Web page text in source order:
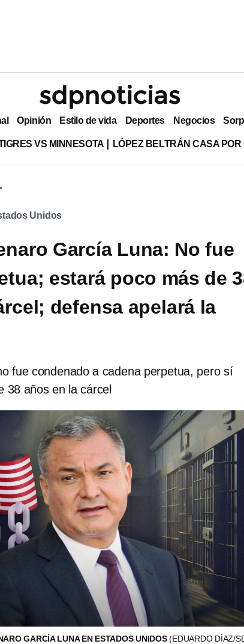
Opinión Estilo de vida Deportes Negocios
VS MINNESOTA LÓPEZ BELTRÁN CASA
Unidos
García Luna: No fue
estará poco más de
defensa apelará la
fue condenado a cadena perpetua, pero sí
38 años en la cárcel
GARCÍA LUNA EN ESTADOS UNIDOS(EDUARDO DÍAZ/